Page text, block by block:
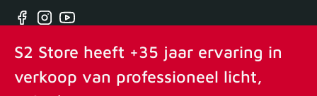
Facebook
Instagram
YouTube
S2 Store heeft +35 jaar ervaring in
verkoop van professioneel licht,